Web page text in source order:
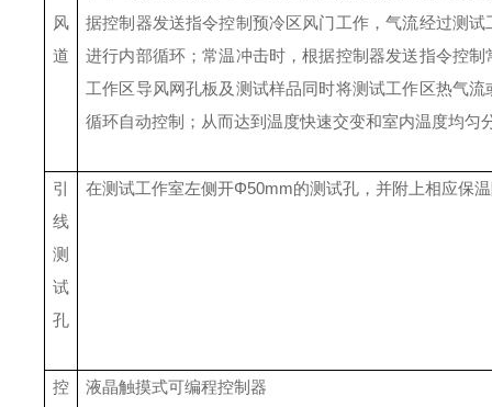
风
道
据控制器发送指令控制预冷区风门工作，气流经过测
进行内部循环；常温冲击时，根据控制器发送指令控
工作区导风网孔板及测试样品同时将测试工作区热气
循环自动控制；从而达到温度快速交变和室内温度均匀
引
线
测
试
孔
在测试工作室左侧开Φ50mm的测试孔，并附上相应保
控 液晶触摸式可编程控制器